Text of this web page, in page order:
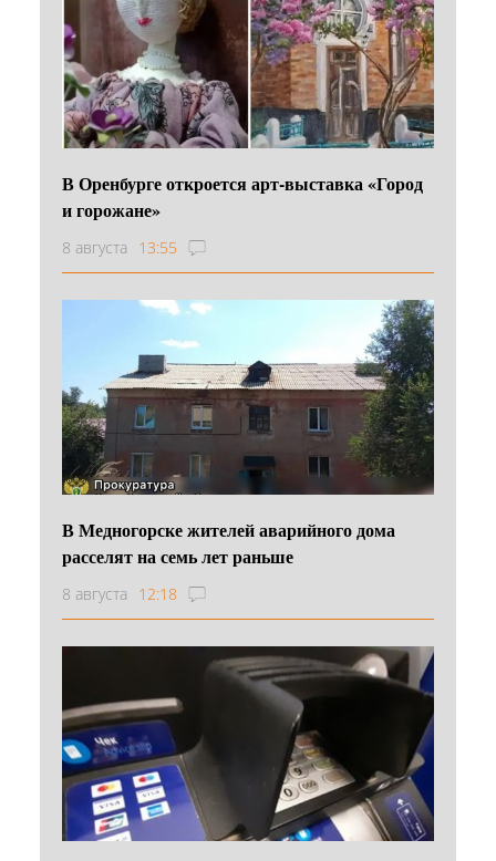
В Оренбурге откроется арт-выставка «Город
и горожане»
8 августа 13:55
В Медногорске жителей аварийного дома
расселят на семь лет раньше
8 августа 12:18